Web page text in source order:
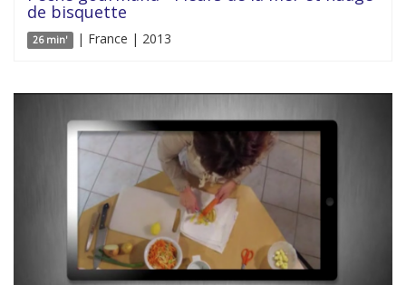
de bisquette
26 min' | France | 2013